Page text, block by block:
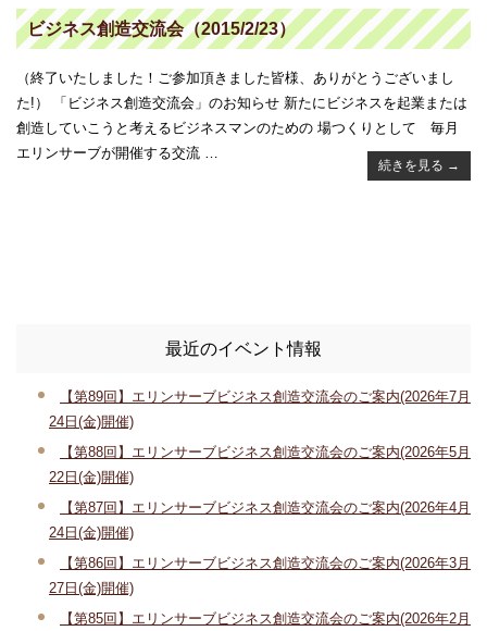
ビジネス創造交流会（2015/2/23）
（終了いたしました！ご参加頂きました皆様、ありがとうございまし
た!） 「ビジネス創造交流会」のお知らせ 新たにビジネスを起業または
創造していこうと考えるビジネスマンのための 場つくりとして 毎月
エリンサーブが開催する交流 …
続きを見る →
最近のイベント情報
【第89回】エリンサーブビジネス創造交流会のご案内(2026年7月
24日(金)開催)
【第88回】エリンサーブビジネス創造交流会のご案内(2026年5月
22日(金)開催)
【第87回】エリンサーブビジネス創造交流会のご案内(2026年4月
24日(金)開催)
【第86回】エリンサーブビジネス創造交流会のご案内(2026年3月
27日(金)開催)
【第85回】エリンサーブビジネス創造交流会のご案内(2026年2月